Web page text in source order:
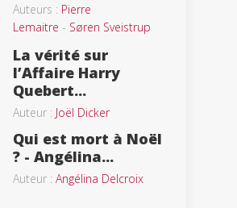
Auteurs : Pierre
Lemaitre - Søren Sveistrup
La vérité sur
l’Affaire Harry
Quebert...
Auteur : Joël Dicker
Qui est mort à Noël
? - Angélina...
Auteur : Angélina Delcroix